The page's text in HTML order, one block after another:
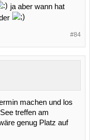
ja aber wann hat
#84
machen und los
treffen am
genug Platz auf